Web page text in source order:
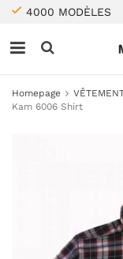
4000 MODÈLES
Homepage
Kam 6006 Shirt